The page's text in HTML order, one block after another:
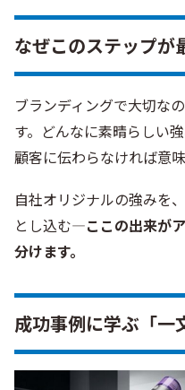
なぜこのステップが
ブランディングで大切なの
す。どんなに素晴らしい
顧客に伝わらなければ意
自社オリジナルの強みを
とし込む―ここの出来が
分けます。
成功事例に学ぶ「一